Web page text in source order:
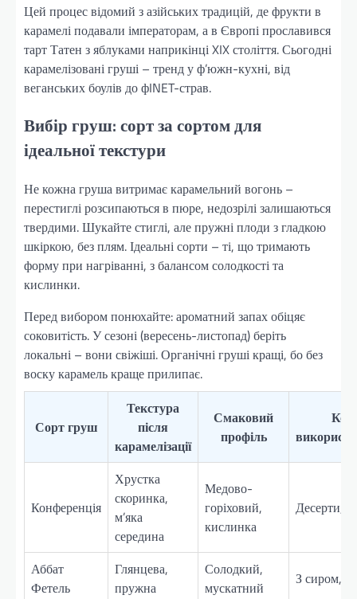
Цей процес відомий з азійських традицій, де фрукти в
карамелі подавали імператорам, а в Європі прославився
тарт Татен з яблуками наприкінці XIX століття. Сьогодні
карамелізовані груші – тренд у ф’южн-кухні, від
веганських боулів до фINET-страв.
Вибір груш: сорт за сортом для
ідеальної текстури
Не кожна груша витримає карамельний вогонь –
перестиглі розсипаються в пюре, недозрілі залишаються
твердими. Шукайте стиглі, але пружні плоди з гладкою
шкіркою, без плям. Ідеальні сорти – ті, що тримають
форму при нагріванні, з балансом солодкості та
кислинки.
Перед вибором понюхайте: ароматний запах обіцяє
соковитість. У сезоні (вересень-листопад) беріть
локальні – вони свіжіші. Органічні груші кращі, бо без
воску карамель краще прилипає.
Сорт груш
Текстура
після
карамелізації
Смаковий
профіль
Конференція
Хрустка
скоринка,
м’яка
середина
Медово-
горіховий,
кислинка
Десерти,
Аббат
Фетель
Глянцева,
пружна
Солодкий,
мускатний
З сиром,